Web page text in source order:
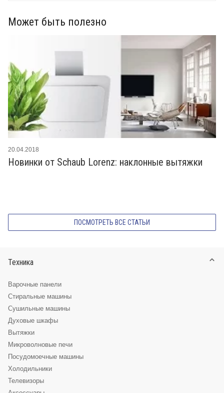
Может быть полезно
ПОСМОТРЕТЬ ВСЕ СТАТЬИ
Новинки от Schaub Lorenz: наклонные вытяжки
20.04.2018
Техника
Варочные панели
Стиральные машины
Сушильные машины
Духовые шкафы
Вытяжки
Микроволновые печи
Посудомоечные машины
Холодильники
Телевизоры